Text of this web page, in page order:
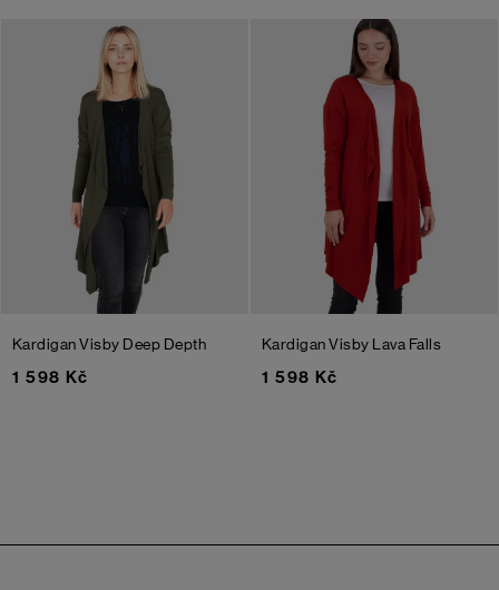
Kardigan Visby Deep Depth
1 598 Kč
Kardigan Visby Lava Falls
1 598 Kč